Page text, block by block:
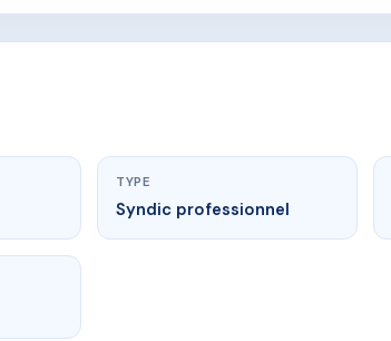
TYPE
Syndic professionnel